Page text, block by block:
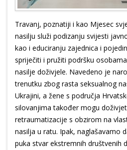
Travanj, poznatiji i kao Mjesec
nasilju služi podizanju svijesti
kao i educiranju zajednica i
spriječiti i pružiti podršku
nasilje doživjele. Navedeno je
trenutku zbog rasta seksualnog
Ukrajini, a žene s područja
silovanjima također mogu
retraumatizacije s obzirom na
nasilja u ratu. Ipak, naglašavamo
puka stvar ekstremnih društvenih